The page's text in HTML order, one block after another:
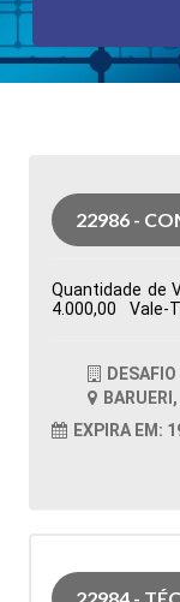
22986 -
Quantidade de
4.000,00
feira, das
cursando
contratação:
Atuação:
Características
EXPIRA EM: